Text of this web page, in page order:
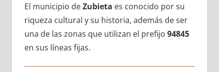
El municipio dеZubieta es conocido pοr su
riqueza cultural у su historia, además dе ser
una dе las zonas quе utilizan el prefijo 94845
en sus líneas fijas.